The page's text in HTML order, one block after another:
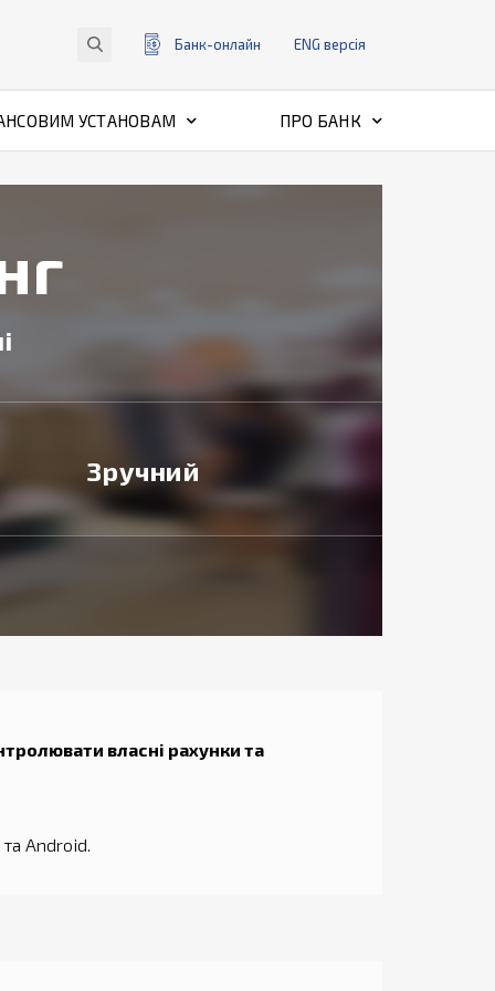
Банк-онлайн ENG версiя
УСТАНОВАМ ПРО БАНК
Зручний
власні рахунки та
Android.